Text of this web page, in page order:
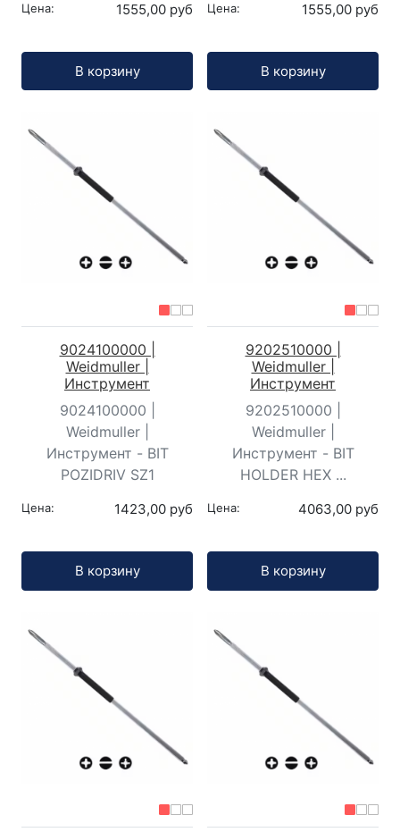
Цена: 1555,00 руб
В корзину
Цена: 1555,00 руб
В корзину
9024100000 |
Weidmuller |
Инструмент
9024100000 |
Weidmuller |
Инструмент - BIT
POZIDRIV SZ1
Цена: 1423,00 руб
В корзину
9202510000 |
Weidmuller |
Инструмент
9202510000 |
Weidmuller |
Инструмент - BIT
HOLDER HEX ...
Цена: 4063,00 руб
В корзину